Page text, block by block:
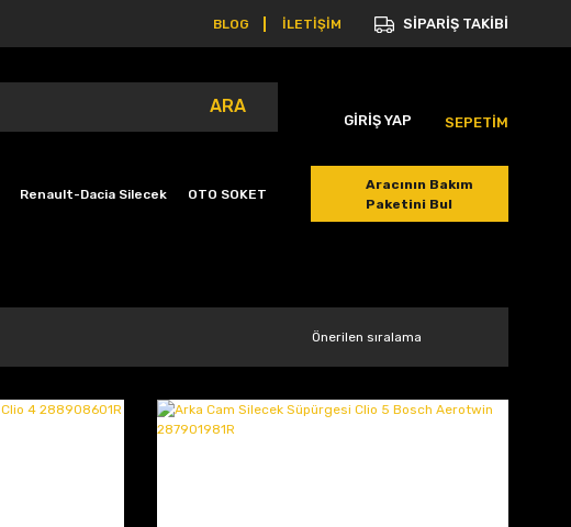
BLOG İLETİŞİM SİPARİŞ TAKİBİ
ARA
GİRİŞ YAP SEPETİM
Renault-Dacia Silecek OTO SOKET
Aracının Bakım
Paketini Bul